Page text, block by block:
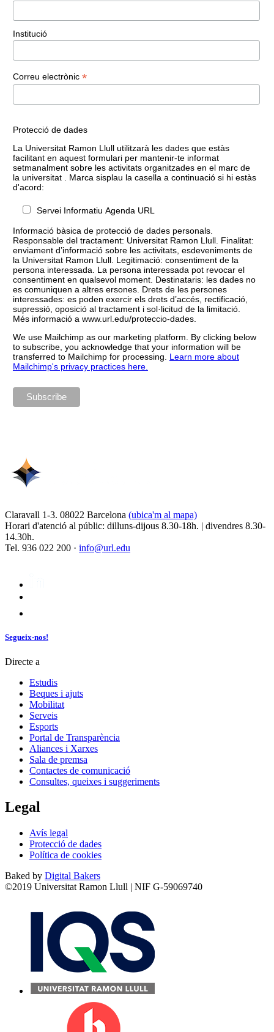
Institució
Correu electrònic *
Protecció de dades
La Universitat Ramon Llull utilitzarà les dades que estàs
facilitant en aquest formulari per mantenir-te informat
setmanalment sobre les activitats organitzades en el marc de
la universitat . Marca sisplau la casella a continuació si hi estàs
d'acord:
Servei Informatiu Agenda URL
Informació bàsica de protecció de dades personals.
Responsable del tractament: Universitat Ramon Llull. Finalitat:
enviament d’informació sobre les activitats, esdeveniments de
la Universitat Ramon Llull. Legitimació: consentiment de la
persona interessada. La persona interessada pot revocar el
consentiment en qualsevol moment. Destinataris: les dades no
es comuniquen a altres ersones. Drets de les persones
interessades: es poden exercir els drets d’accés, rectificació,
supressió, oposició al tractament i sol·licitud de la limitació.
Més informació a www.url.edu/proteccio-dades.
We use Mailchimp as our marketing platform. By clicking below
to subscribe, you acknowledge that your information will be
transferred to Mailchimp for processing. Learn more about
Mailchimp's privacy practices here.
Claravall 1-3. 08022 Barcelona (ubica'm al mapa)
Horari d'atenció al públic: dilluns-dijous 8.30-18h. | divendres 8.30-
14.30h.
Tel. 936 022 200 · info@url.edu
Segueix-nos!
Directe a
Estudis
Beques i ajuts
Mobilitat
Serveis
Esports
Portal de Transparència
Aliances i Xarxes
Sala de premsa
Contactes de comunicació
Consultes, queixes i suggeriments
Legal
Avís legal
Protecció de dades
Política de cookies
Baked by Digital Bakers
©2019 Universitat Ramon Llull | NIF G-59069740